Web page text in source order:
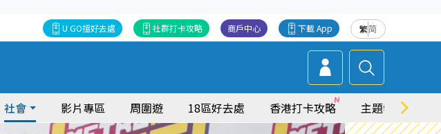
繁简
下載 App
商戶中心
社群打卡攻略
U GO搵好去處
社會 影片專區 周圍遊 18區好去處 香港打卡攻略 主題特集